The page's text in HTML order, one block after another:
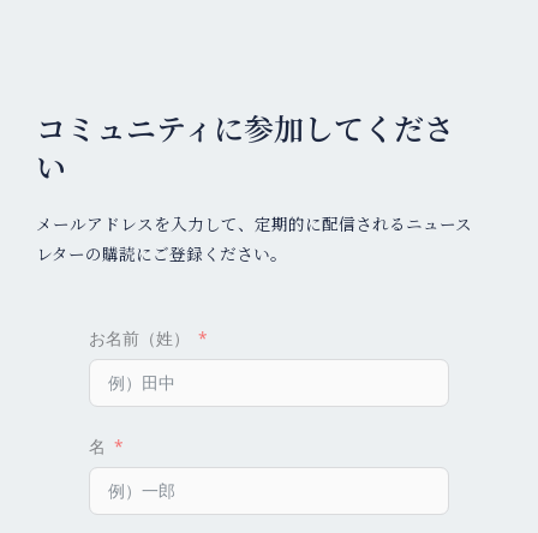
コミュニティに参加してくださ
い
メールアドレスを入力して、定期的に配信されるニュース
レターの購読にご登録ください。
お名前（姓）
名